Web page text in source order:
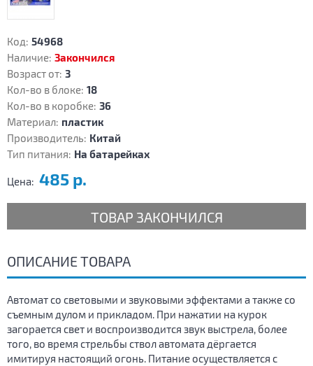
Код: 54968
Наличие: Закончился
Возраст от: 3
Кол-во в блоке: 18
Кол-во в коробке: 36
Материал: пластик
Производитель: Китай
Тип питания: На батарейках
Цена: 485 р.
ТОВАР ЗАКОНЧИЛСЯ
ОПИСАНИЕ ТОВАРА
Автомат со световыми и звуковыми эффектами а также со
съемным дулом и прикладом. При нажатии на курок
загорается свет и воспроизводится звук выстрела, более
того, во время стрельбы ствол автомата дёргается
имитируя настоящий огонь. Питание осуществляется с